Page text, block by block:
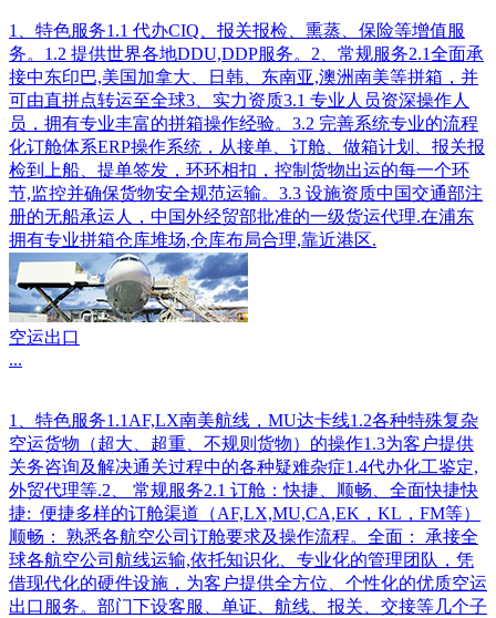
1、特色服务1.1 代办CIQ、报关报检、熏蒸、保险等增值服
务。1.2 提供世界各地DDU,DDP服务。2、常规服务2.1全面承
接中东印巴,美国加拿大、日韩、东南亚,澳洲南美等拼箱，并
可由直拼点转运至全球3、实力资质3.1 专业人员资深操作人
员，拥有专业丰富的拼箱操作经验。3.2 完善系统专业的流程
化订舱体系ERP操作系统，从接单、订舱、做箱计划、报关报
检到上船、提单签发，环环相扣，控制货物出运的每一个环
节,监控并确保货物安全规范运输。3.3 设施资质中国交通部注
册的无船承运人，中国外经贸部批准的一级货运代理.在浦东
拥有专业拼箱仓库堆场,仓库布局合理,靠近港区.
空运出口
...
1、特色服务1.1AF,LX南美航线，MU达卡线1.2各种特殊复杂
空运货物（超大、超重、不规则货物）的操作1.3为客户提供
关务咨询及解决通关过程中的各种疑难杂症1.4代办化工鉴定,
外贸代理等.2、 常规服务2.1 订舱：快捷、顺畅、全面快捷快
捷: 便捷多样的订舱渠道（AF,LX,MU,CA,EK，KL，FM等）
顺畅： 熟悉各航空公司订舱要求及操作流程。全面： 承接全
球各航空公司航线运输,依托知识化、专业化的管理团队，凭
借现代化的硬件设施，为客户提供全方位、个性化的优质空运
出口服务。部门下设客服、单证、航线、报关、交接等几个子